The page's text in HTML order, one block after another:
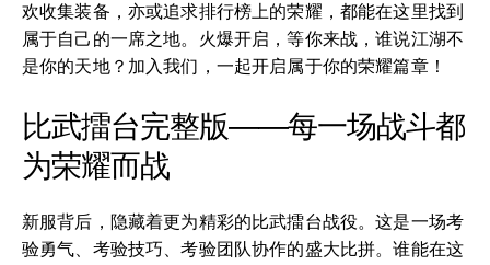
欢收集装备，亦或追求排行榜上的荣耀，都能在这里找到
属于自己的一席之地。火爆开启，等你来战，谁说江湖不
是你的天地？加入我们，一起开启属于你的荣耀篇章！
比武擂台完整版——每一场战斗都
为荣耀而战
新服背后，隐藏着更为精彩的比武擂台战役。这是一场考
验勇气、考验技巧、考验团队协作的盛大比拼。谁能在这